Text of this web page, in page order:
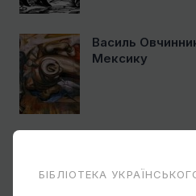
Василь
Мексику
БІБЛІОТЕКА